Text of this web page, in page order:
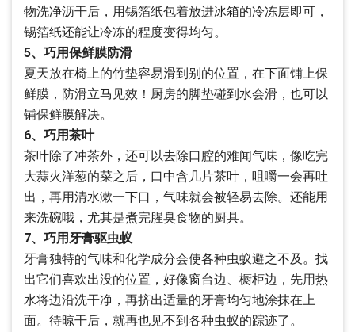
物洗净沥干后，用锡箔纸包着放进冰箱的冷冻层即可，
锡箔纸还能让冷冻的程度变得均匀。
5、巧用保鲜膜防滑
夏天放在椅上的竹垫容易滑到别的位置，在下面铺上保
鲜膜，防滑立马见效！厨房的脚垫碰到水会滑，也可以
铺保鲜膜解决。
6、巧用茶叶
茶叶除了冲茶外，还可以去除口腔的难闻气味，像吃完
大蒜火洋葱的菜之后，口中含几片茶叶，咀嚼一会再吐
出，再用清水漱一下口，气味就会被轻易去除。还能用
来洗碗哦，尤其是煮完腥臭食物的厨具。
7、巧用牙膏驱虫蚁
牙膏独特的气味和化学成分会使各种虫蚁避之不及。找
出它们喜欢出没的位置，好像窗台边、橱柜边，先用热
水将边沿洗干净，再挤出适量的牙膏均匀地涂抹在上
面。待晾干后，就再也见不到各种虫蚁的踪迹了。